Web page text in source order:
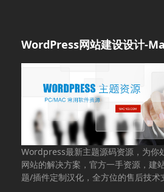
WordPress网站建设设计-
Wordpress最新主题源码资源，为你
网站的解决方案，官方一手资源，建
题/插件定制汉化，全方位的售后技术